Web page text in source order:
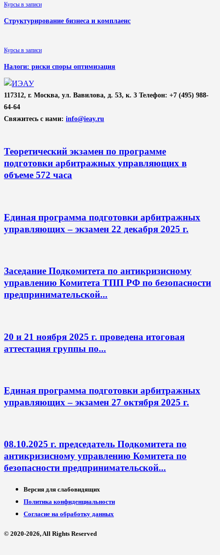
Курсы в записи
Структурирование бизнеса и комплаенс
Курсы в записи
Налоги: риски споры оптимизация
117312, г. Москва, ул. Вавилова, д. 53, к. 3 Телефон: +7 (495) 988-
64-64
Свяжитесь с нами: info@ieay.ru
Теоретический экзамен по программе
подготовки арбитражных управляющих в
объеме 572 часа
Единая программа подготовки арбитражных
управляющих – экзамен 22 декабря 2025 г.
Заседание Подкомитета по антикризисному
управлению Комитета ТПП РФ по безопасности
предпринимательской...
20 и 21 ноября 2025 г. проведена итоговая
аттестация группы по...
Единая программа подготовки арбитражных
управляющих – экзамен 27 октября 2025 г.
08.10.2025 г. председатель Подкомитета по
антикризисному управлению Комитета по
безопасности предпринимательской...
Версия для слабовидящих
Политика конфиденциальности
Согласие на обработку данных
© 2020-2026, All Rights Reserved